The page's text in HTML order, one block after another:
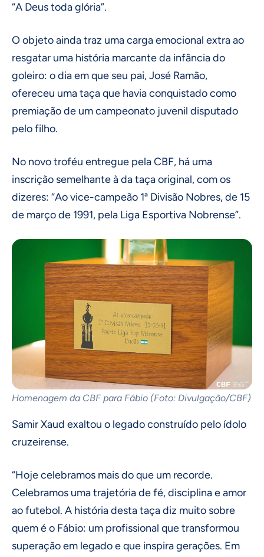
“A Deus toda glória”.
O objeto ainda traz uma carga emocional extra ao
resgatar uma história marcante da infância do
goleiro: o dia em que seu pai, José Ramão,
ofereceu uma taça que havia conquistado como
premiação de um campeonato juvenil disputado
pelo filho.
No novo troféu entregue pela CBF, há uma
inscrição semelhante à da taça original, com os
dizeres: “Ao vice-campeão 1ª Divisão Nobres, de 15
de março de 1991, pela Liga Esportiva Nobrense”.
Homenagem da CBF para Fábio (Foto: Divulgação/CBF)
Samir Xaud exaltou o legado construído pelo ídolo
cruzeirense.
“Hoje celebramos mais do que um recorde.
Celebramos uma trajetória de fé, disciplina e amor
ao futebol. A história desta taça diz muito sobre
quem é o Fábio: um profissional que transformou
superação em legado e que inspira gerações. Em